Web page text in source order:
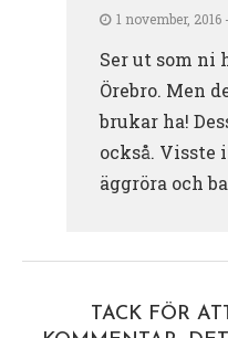
1 november, 2016
Ser ut som
Örebro. Men
brukar ha!
också. Visste
äggröra och
TACK FÖR